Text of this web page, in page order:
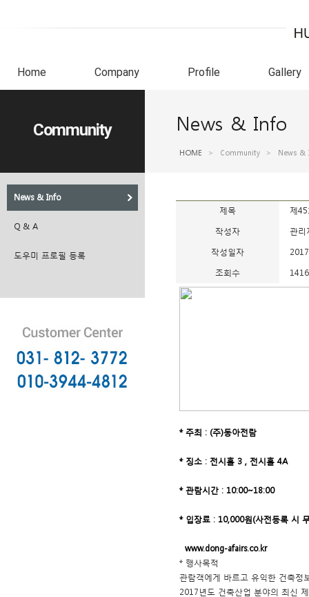
Home Company Profile Gallery
Community
News & Info
Q & A
도우미 프로필 등록
News & Info
HOME > Community > News &
제목 제
작성자 관리
작성일자
조회수 1416
* 주최 : (주)동아전람
* 징소 : 전시홀 3 , 전시홀 4A
* 관람시간 : 10:00~18:00
* 입장료 : 10,000원(사전등록 시
www.dong-afairs.co.kr
* 행사목적
관람객에게 바르고 유익한 건축정
2017년도 건축산업 분야의 최신